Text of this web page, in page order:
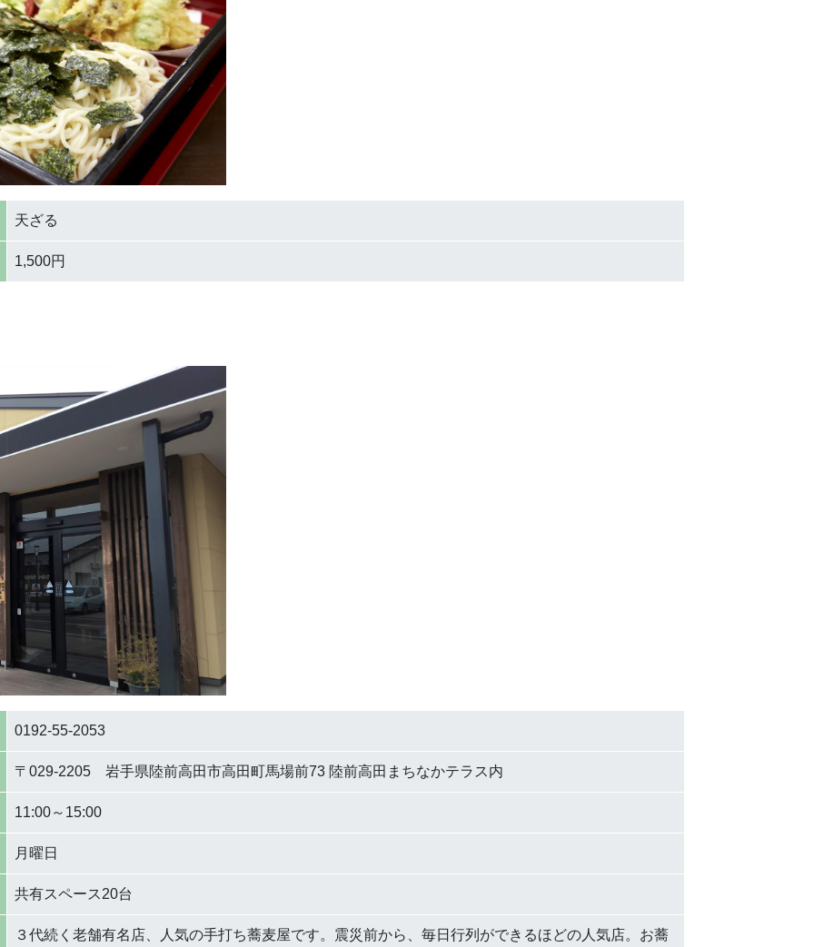
天ざる
1,500円
0192-55-2053
〒029-2205 岩手県陸前高田市高田町馬場前73 陸前高田まちなかテラス内
11:00～15:00
月曜日
共有スペース20台
３代続く老舗有名店、人気の手打ち蕎麦屋です。震災前から、毎日行列ができるほどの人気店。お蕎